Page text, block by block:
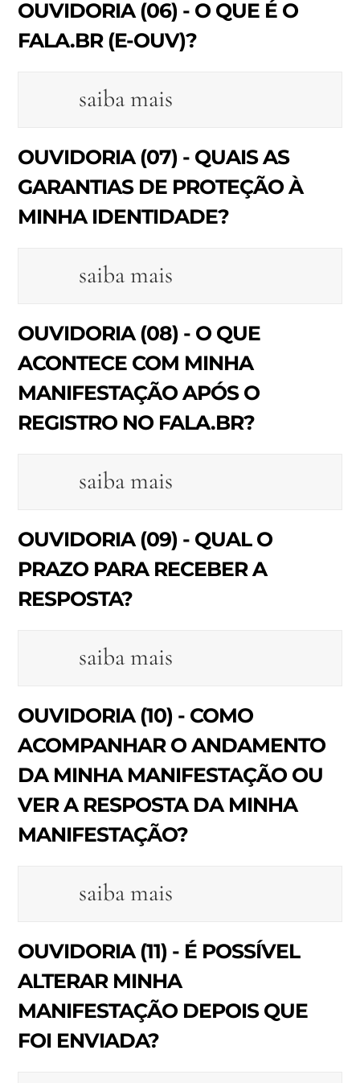
OUVIDORIA (06) - O QUE É O
FALA.BR (E-OUV)?
saiba mais
OUVIDORIA (07) - QUAIS AS
GARANTIAS DE PROTEÇÃO À
MINHA IDENTIDADE?
saiba mais
OUVIDORIA (08) - O QUE
ACONTECE COM MINHA
MANIFESTAÇÃO APÓS O
REGISTRO NO FALA.BR?
saiba mais
OUVIDORIA (09) - QUAL O
PRAZO PARA RECEBER A
RESPOSTA?
saiba mais
OUVIDORIA (10) - COMO
ACOMPANHAR O ANDAMENTO
DA MINHA MANIFESTAÇÃO OU
VER A RESPOSTA DA MINHA
MANIFESTAÇÃO?
saiba mais
OUVIDORIA (11) - É POSSÍVEL
ALTERAR MINHA
MANIFESTAÇÃO DEPOIS QUE
FOI ENVIADA?